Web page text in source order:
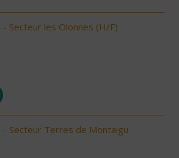
- Secteur les Olonnes (H/F)
- Secteur Terres de Montaigu